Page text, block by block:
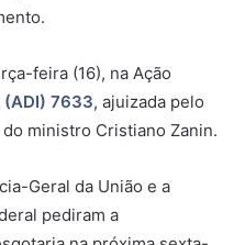
feira (16), na Ação
(ADI) 7633, ajuizada pelo
ministro Cristiano Zanin.
Geral da União e a
pediram a